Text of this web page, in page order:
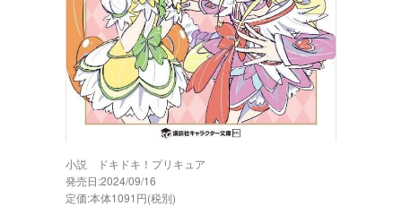
小説 ドキドキ！プリキュア
発売日:2024/09/16
定価:本体1091円(税別)